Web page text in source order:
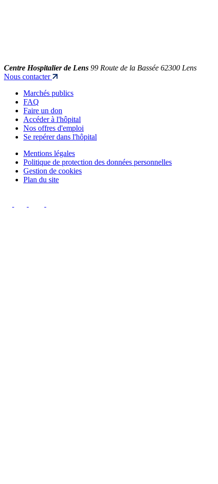
Centre Hospitalier de Lens 99 Route de la Bassée 62300 Lens
Nous contacter
Marchés publics
FAQ
Faire un don
Accéder à l'hôpital
Nos offres d'emploi
Se repérer dans l'hôpital
Mentions légales
Politique de protection des données personnelles
Gestion de cookies
Plan du site